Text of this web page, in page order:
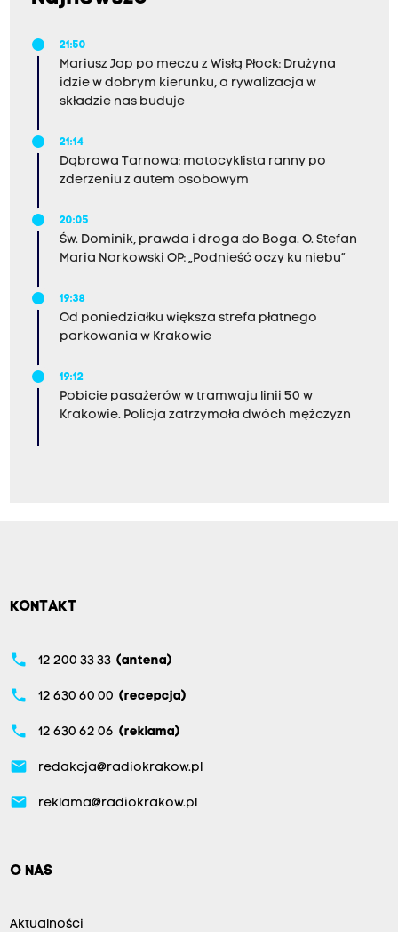
21:50
Mariusz Jop po meczu z Wisłą Płock: Drużyna
idzie w dobrym kierunku, a rywalizacja w
składzie nas buduje
21:14
Dąbrowa Tarnowa: motocyklista ranny po
zderzeniu z autem osobowym
20:05
Św. Dominik, prawda i droga do Boga. O. Stefan
Maria Norkowski OP: „Podnieść oczy ku niebu”
19:38
Od poniedziałku większa strefa płatnego
parkowania w Krakowie
19:12
Pobicie pasażerów w tramwaju linii 50 w
Krakowie. Policja zatrzymała dwóch mężczyzn
KONTAKT
phone 12 200 33 33 (antena)
phone 12 630 60 00 (recepcja)
phone 12 630 62 06 (reklama)
email redakcja@radiokrakow.pl
email reklama@radiokrakow.pl
O NAS
Aktualności